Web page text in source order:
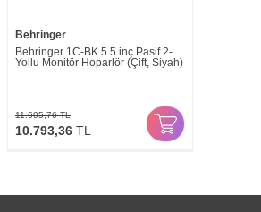
Behringer
Behringer 1C-BK 5.5 inç Pasif 2-
Yollu Monitör Hoparlör (Çift, Siyah)
11.605,76TL
10.793,36 TL